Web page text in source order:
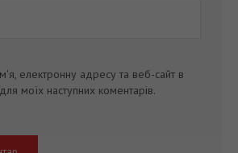
електронну адресу та веб-сайт в
моїх наступних коментарів.